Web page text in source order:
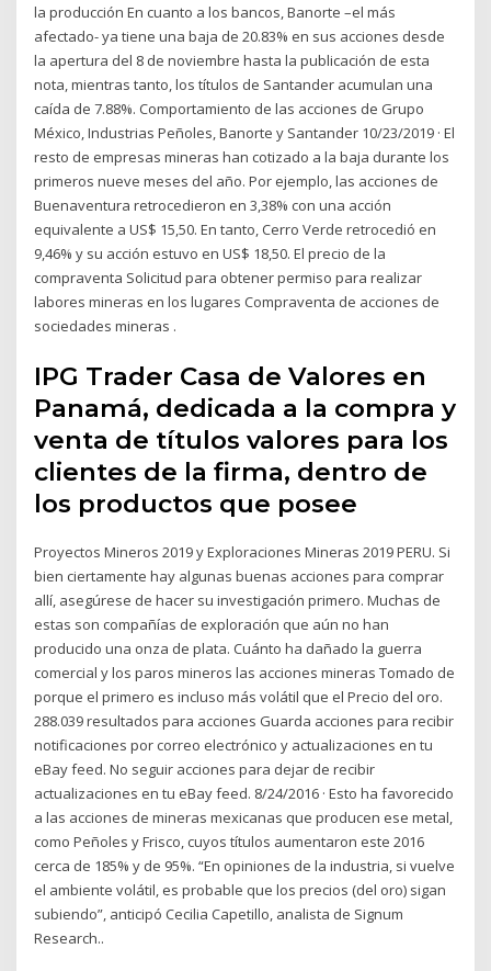
la producción En cuanto a los bancos, Banorte –el más
afectado- ya tiene una baja de 20.83% en sus acciones desde
la apertura del 8 de noviembre hasta la publicación de esta
nota, mientras tanto, los títulos de Santander acumulan una
caída de 7.88%. Comportamiento de las acciones de Grupo
México, Industrias Peñoles, Banorte y Santander 10/23/2019 · El
resto de empresas mineras han cotizado a la baja durante los
primeros nueve meses del año. Por ejemplo, las acciones de
Buenaventura retrocedieron en 3,38% con una acción
equivalente a US$ 15,50. En tanto, Cerro Verde retrocedió en
9,46% y su acción estuvo en US$ 18,50. El precio de la
compraventa Solicitud para obtener permiso para realizar
labores mineras en los lugares Compraventa de acciones de
sociedades mineras .
IPG Trader Casa de Valores en
Panamá, dedicada a la compra y
venta de títulos valores para los
clientes de la firma, dentro de
los productos que posee
Proyectos Mineros 2019 y Exploraciones Mineras 2019 PERU. Si
bien ciertamente hay algunas buenas acciones para comprar
allí, asegúrese de hacer su investigación primero. Muchas de
estas son compañías de exploración que aún no han
producido una onza de plata. Cuánto ha dañado la guerra
comercial y los paros mineros las acciones mineras Tomado de
porque el primero es incluso más volátil que el Precio del oro.
288.039 resultados para acciones Guarda acciones para recibir
notificaciones por correo electrónico y actualizaciones en tu
eBay feed. No seguir acciones para dejar de recibir
actualizaciones en tu eBay feed. 8/24/2016 · Esto ha favorecido
a las acciones de mineras mexicanas que producen ese metal,
como Peñoles y Frisco, cuyos títulos aumentaron este 2016
cerca de 185% y de 95%. “En opiniones de la industria, si vuelve
el ambiente volátil, es probable que los precios (del oro) sigan
subiendo”, anticipó Cecilia Capetillo, analista de Signum
Research..